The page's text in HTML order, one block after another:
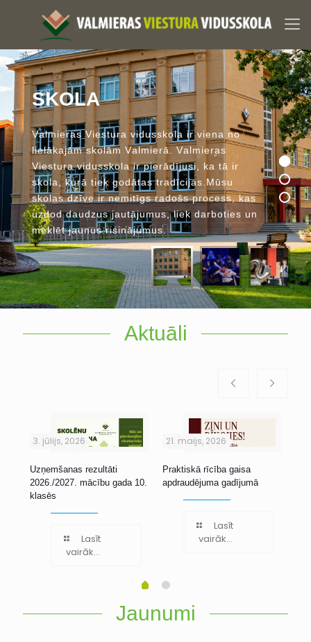
SKOLA
Valmieras Viestura vidusskola ir viena no
lielākajām skolām Valmierā Valmieras
Viestura vidusskola ir pierādījusi ka tā ir
skola , kurā tiek godātas tradīcijas Mūsu
skolas dzīve ir nemitīgs radošs process, kas
uzdod daudzus jautājumus, liek darboties un
meklēt jaunus risinājumus.
Aktuāli
3. jūlijs, 2026
Uzņemšanas rezultāti
2026./2027. mācību gada 10.
klasēs
Lasīt
vairāk...
21. maijs, 2026
Praktiskā rīcība gaisa
apdraudējuma gadījumā
Lasīt
vairāk...
Jaunumi